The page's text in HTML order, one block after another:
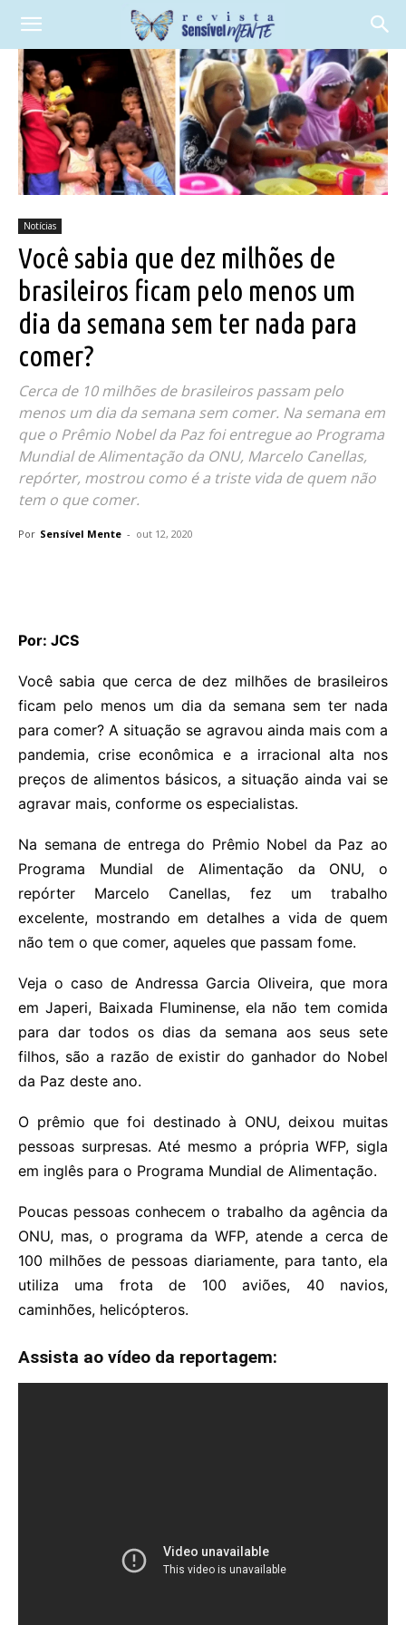
Notícias
Você sabia que dez milhões de
brasileiros ficam pelo menos um
dia da semana sem ter nada para
comer?
Cerca de 10 milhões de brasileiros passam pelo
menos um dia da semana sem comer. Na semana em
que o Prêmio Nobel da Paz foi entregue ao Programa
Mundial de Alimentação da ONU, Marcelo Canellas,
repórter, mostrou como é a triste vida de quem não
tem o que comer.
Por Sensível Mente - out 12, 2020
Por: JCS
Você sabia que cerca de dez milhões de brasileiros
ficam pelo menos um dia da semana sem ter nada
para comer? A situação se agravou ainda mais com a
pandemia, crise econômica e a irracional alta nos
preços de alimentos básicos, a situação ainda vai se
agravar mais, conforme os especialistas.
Na semana de entrega do Prêmio Nobel da Paz ao
Programa Mundial de Alimentação da ONU, o
repórter Marcelo Canellas, fez um trabalho
excelente, mostrando em detalhes a vida de quem
não tem o que comer, aqueles que passam fome.
Veja o caso de Andressa Garcia Oliveira, que mora
em Japeri, Baixada Fluminense, ela não tem comida
para dar todos os dias da semana aos seus sete
filhos, são a razão de existir do ganhador do Nobel
da Paz deste ano.
O prêmio que foi destinado à ONU, deixou muitas
pessoas surpresas. Até mesmo a própria WFP, sigla
em inglês para o Programa Mundial de Alimentação.
Poucas pessoas conhecem o trabalho da agência da
ONU, mas, o programa da WFP, atende a cerca de
100 milhões de pessoas diariamente, para tanto, ela
utiliza uma frota de 100 aviões, 40 navios,
caminhões, helicópteros.
Assista ao vídeo da reportagem: